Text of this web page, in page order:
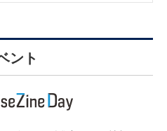
ント